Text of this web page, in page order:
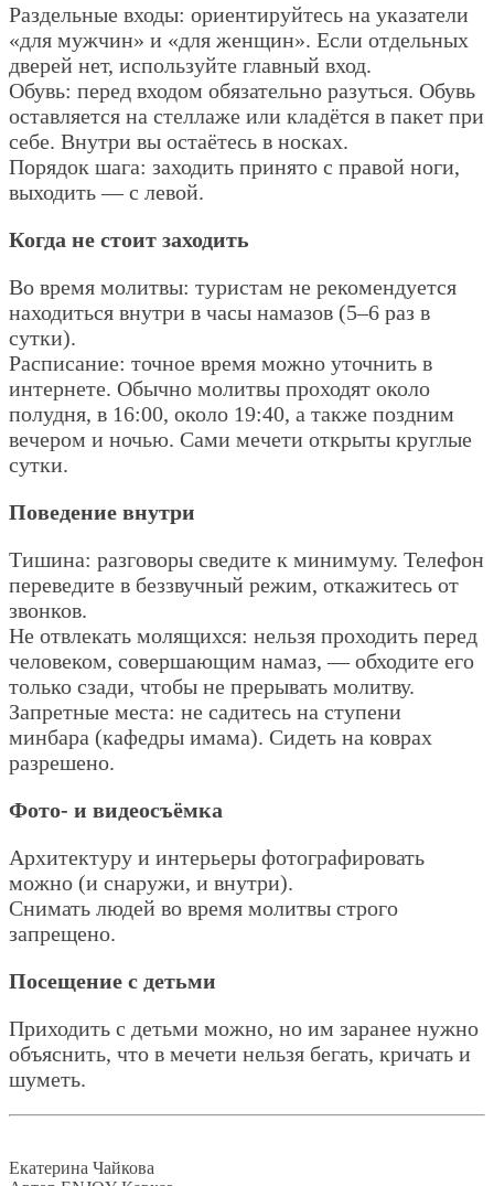
Раздельные входы: ориентируйтесь на указатели
«для мужчин» и «для женщин». Если отдельных
дверей нет, используйте главный вход.
Обувь: перед входом обязательно разуться. Обувь
оставляется на стеллаже или кладётся в пакет при
себе. Внутри вы остаётесь в носках.
Порядок шага: заходить принято с правой ноги,
выходить — с левой.
Когда не стоит заходить
Во время молитвы: туристам не рекомендуется
находиться внутри в часы намазов (5–6 раз в
сутки).
Расписание: точное время можно уточнить в
интернете. Обычно молитвы проходят около
полудня, в 16:00, около 19:40, а также поздним
вечером и ночью. Сами мечети открыты круглые
сутки.
Поведение внутри
Тишина: разговоры сведите к минимуму. Телефон
переведите в беззвучный режим, откажитесь от
звонков.
Не отвлекать молящихся: нельзя проходить перед
человеком, совершающим намаз, — обходите его
только сзади, чтобы не прерывать молитву.
Запретные места: не садитесь на ступени
минбара (кафедры имама). Сидеть на коврах
разрешено.
Фото- и видеосъёмка
Архитектуру и интерьеры фотографировать
можно (и снаружи, и внутри).
Снимать людей во время молитвы строго
запрещено.
Посещение с детьми
Приходить с детьми можно, но им заранее нужно
объяснить, что в мечети нельзя бегать, кричать и
шуметь.
Екатерина Чайкова